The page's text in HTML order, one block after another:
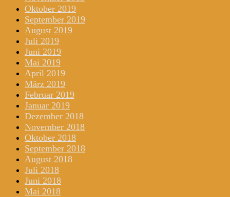
Oktober 2019
September 2019
August 2019
Juli 2019
Juni 2019
Mai 2019
April 2019
März 2019
Februar 2019
Januar 2019
Dezember 2018
November 2018
Oktober 2018
September 2018
August 2018
Juli 2018
Juni 2018
Mai 2018